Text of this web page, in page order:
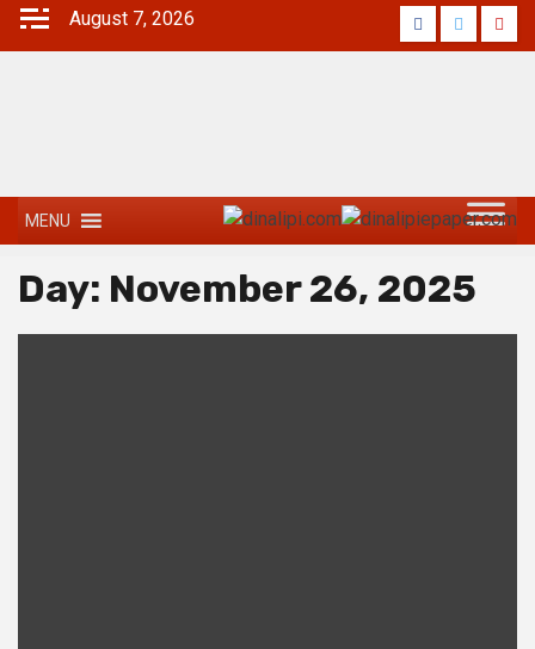
August 7, 2026
MENU
Day: November 26, 2025